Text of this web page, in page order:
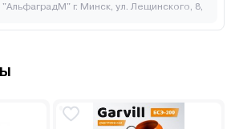
г. Минск, ул. Лещинского, 8,